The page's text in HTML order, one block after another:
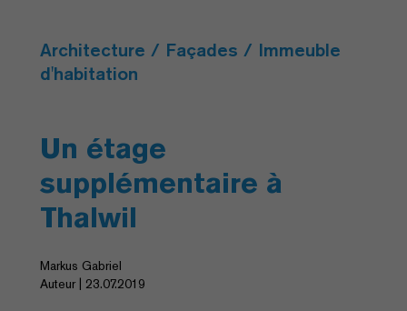
Architecture / Façades / Immeuble
d'habitation
Un étage
supplémentaire à
Thalwil
Markus Gabriel
Auteur | 23.07.2019